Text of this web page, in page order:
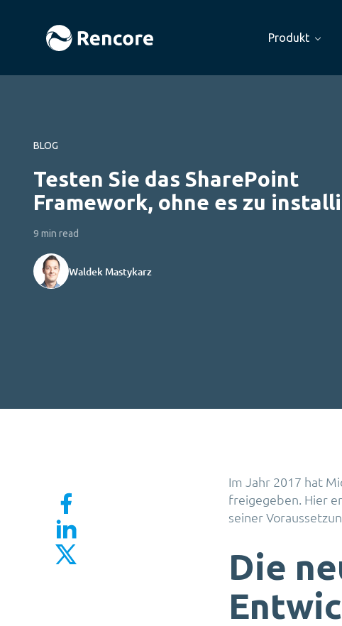
Produkt
BLOG
Testen Sie das SharePoint
Framework, ohne es zu
9 min read
Waldek Mastykarz
Im Jahr 2017 hat
freigegeben. Hier
seiner
Die